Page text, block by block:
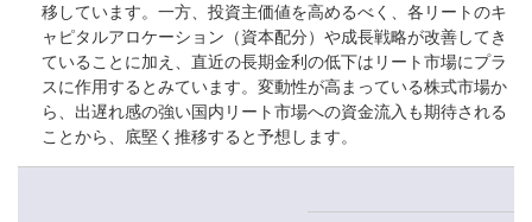
移しています。一方、投資主価値を高めるべく、各リートのキ
ャピタルアロケーション（資本配分）や成長戦略が改善してき
ていることに加え、直近の長期金利の低下はリート市場にプラ
スに作用するとみています。変動性が高まっている株式市場か
ら、出遅れ感の強い国内リート市場への資金流入も期待される
ことから、底堅く推移すると予想します。